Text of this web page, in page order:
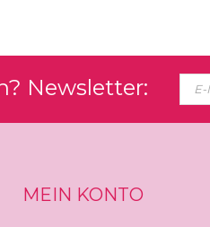
Newsletter:
MEIN KONTO